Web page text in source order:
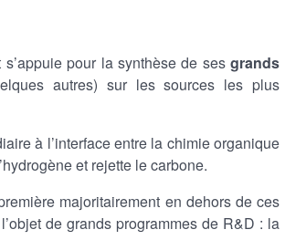
s’appuie pour la synthèse de sesgrands
autres) sur les sources les plus
à l’interface entre la chimie organique
et rejette le carbone.
majoritairement en dehors de ces
de grands programmes de R&D : la